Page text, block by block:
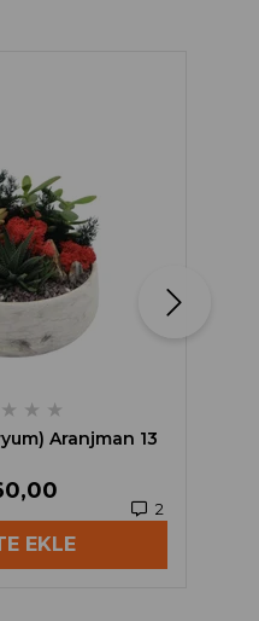
★ ★ ★
Aranjman 13
2
EKLE